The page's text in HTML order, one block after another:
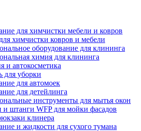
для химчистки мебели и ковров
химчистки ковров и мебели
оборудование для клининга
химия для клининга
и автокосметика
для уборки
для автомоек
для детейлинга
инструменты для мытья окон
и штанги WFP для мойки фасадов
клинера
и жидкости для сухого тумана